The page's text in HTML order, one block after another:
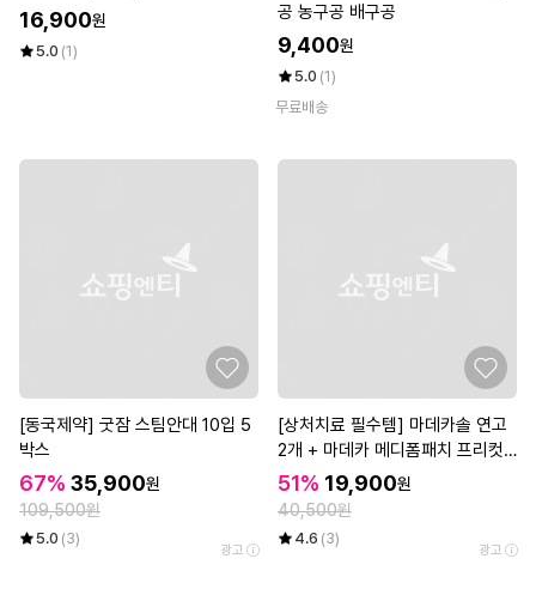
16,900원
5.0 (1)
공 농구공 배구공
9,400원
5.0 (1)
무료배송
[동국제약] 굿잠 스팀안대 10입 5
박스
67% 35,900원
109,500원
5.0 (3)
광고
[상처치료 필수템] 마데카솔 연고
2개 + 마데카 메디폼패치 프리컷
2매*3개
51% 19,900원
40,500원
4.6 (3)
광고